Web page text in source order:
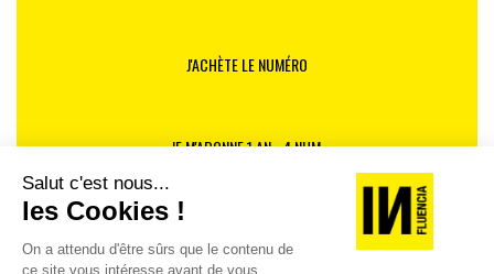
J'ACHÈTE LE NUMÉRO
JE M'ABONNE 1 AN - 4 NUM.
JE DÉCOUVRE LES NUMÉROS PRÉCÉDENTS